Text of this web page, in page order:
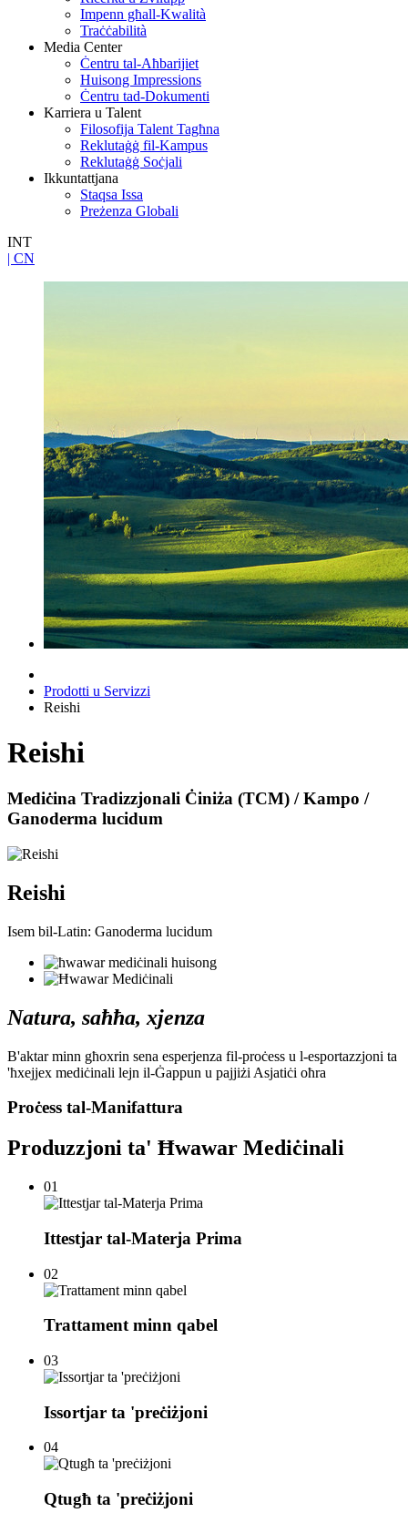
Impenn għall-Kwalità
Traċċabilità
Media Center
Ċentru tal-Aħbarijiet
Huisong Impressions
Ċentru tad-Dokumenti
Karriera u Talent
Filosofija Talent Tagħna
Reklutaġġ fil-Kampus
Reklutaġġ Soċjali
Ikkuntattjana
Staqsa Issa
Preżenza Globali
INT
| CN
Prodotti u Servizzi
Reishi
Reishi
Mediċina Tradizzjonali Ċiniża (TCM) / Kampo /
Ganoderma lucidum
Reishi
Isem bil-Latin: Ganoderma lucidum
Natura, saħħa, xjenza
B'aktar minn għoxrin sena esperjenza fil-proċess u l-esportazzjoni ta
'ħxejjex mediċinali lejn il-Ġappun u pajjiżi Asjatiċi oħra
Proċess tal-Manifattura
Produzzjoni ta' Ħwawar Mediċinali
01
Ittestjar tal-Materja Prima
02
Trattament minn qabel
03
Issortjar ta 'preċiżjoni
04
Qtugħ ta 'preċiżjoni